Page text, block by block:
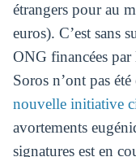
étrangers pour au
euros). C’est sans
ONG financées par
Soros n’ont pas
nouvelle initiative
avortements
signatures est en